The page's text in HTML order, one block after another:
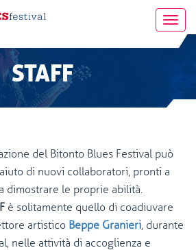
STAFF
del Bitonto Blues Festival può
di nuovi collaboratori, pronti a
dimostrare le proprie abilità.
è solitamente quello di coadiuvare
artistico Beppe Granieri, durante
nelle attività di accoglienza e